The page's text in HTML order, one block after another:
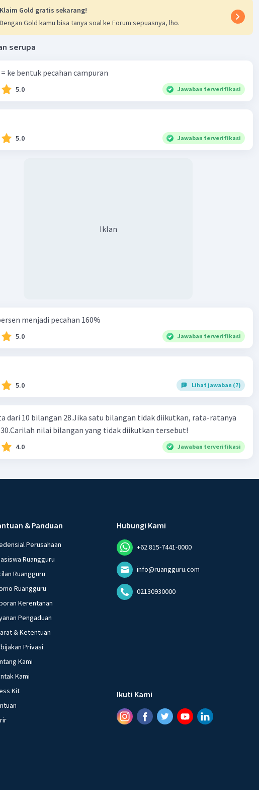
Klaim Gold gratis sekarang!
Dengan Gold kamu bisa tanya soal ke Forum sepuasnya, lho.
serupa
ke bentuk pecahan campuran
5.0 Jawaban terverifikasi
5.0 Jawaban terverifikasi
Iklan
menjadi pecahan 160%
5.0 Jawaban terverifikasi
5.0 Lihat jawaban (7)
dari 10 bilangan 28.Jika satu bilangan tidak diikutkan, rata-ratanya
nilai bilangan yang tidak diikutkan tersebut!
4.0 Jawaban terverifikasi
& Panduan
Perusahaan
Ruangguru
Ruangguru
Ruangguru
Kerentanan
Pengaduan
& Ketentuan
Privasi
Kami
Kami
Kit
Hubungi Kami
+62 815-7441-0000
info@ruangguru.com
02130930000
Ikuti Kami